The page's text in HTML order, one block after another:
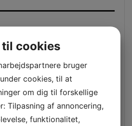
cookies
bruger
cookies, til at
om dig til forskellige
Tilpasning af annoncering,
funktionalitet,